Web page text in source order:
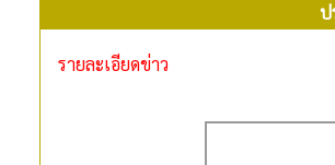
ป
รายละเอียดข่าว